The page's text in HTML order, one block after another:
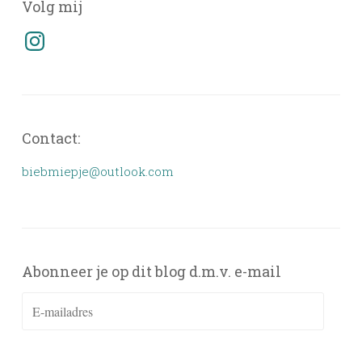
Volg mij
Instagram
Contact:
biebmiepje@outlook.com
Abonneer je op dit blog d.m.v. e-mail